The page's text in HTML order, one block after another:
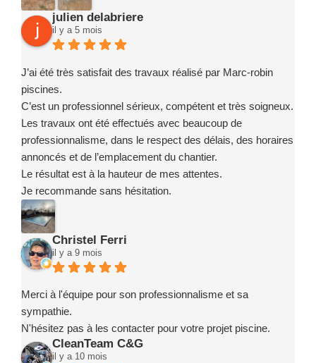
julien delabriere
il y a 5 mois
J’ai été très satisfait des travaux réalisé par Marc-robin
piscines.
C’est un professionnel sérieux, compétent et très soigneux.
Les travaux ont été effectués avec beaucoup de
professionnalisme, dans le respect des délais, des horaires
annoncés et de l’emplacement du chantier.
Le résultat est à la hauteur de mes attentes.
Je recommande sans hésitation.
Christel Ferri
il y a 9 mois
Merci à l'équipe pour son professionnalisme et sa
sympathie.
N'hésitez pas à les contacter pour votre projet piscine.
CleanTeam C&G
il y a 10 mois